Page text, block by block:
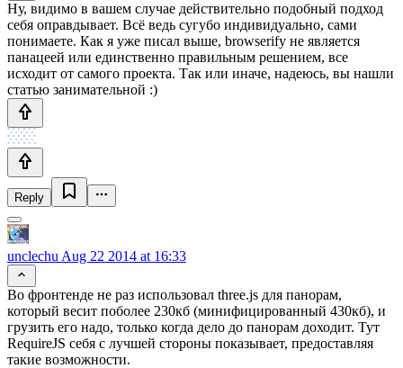
Ну, видимо в вашем случае действительно подобный подход
себя оправдывает. Всё ведь сугубо индивидуально, сами
понимаете. Как я уже писал выше, browserify не является
панацеей или единственно правильным решением, все
исходит от самого проекта. Так или иначе, надеюсь, вы нашли
статью занимательной :)
Reply
unclechu Aug 22 2014 at 16:33
Во фронтенде не раз использовал three.js для панорам,
который весит поболее 230кб (минифицированный 430кб), и
грузить его надо, только когда дело до панорам доходит. Тут
RequireJS себя с лучшей стороны показывает, предоставляя
такие возможности.